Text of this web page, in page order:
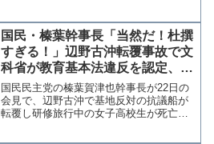
国民・榛葉幹事長「当然だ！杜撰
すぎる！」辺野古沖転覆事故で文
科省が教育基本法違反を認定、政
治的中立に欠く平和教育【KSLチ
ャンネル】
国民民主党の榛葉賀津也幹事長が22日の
会見で、辺野古沖で基地反対の抗議船が
転覆し研修旅行中の女子高校生が死亡し